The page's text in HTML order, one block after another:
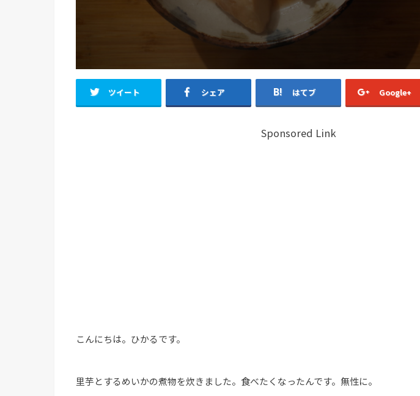
ツイート シェア はてブ Google+
Sponsored Link
こんにちは。ひかるです。
里芋とするめいかの煮物を炊きました。食べたくなったんです。無性に。